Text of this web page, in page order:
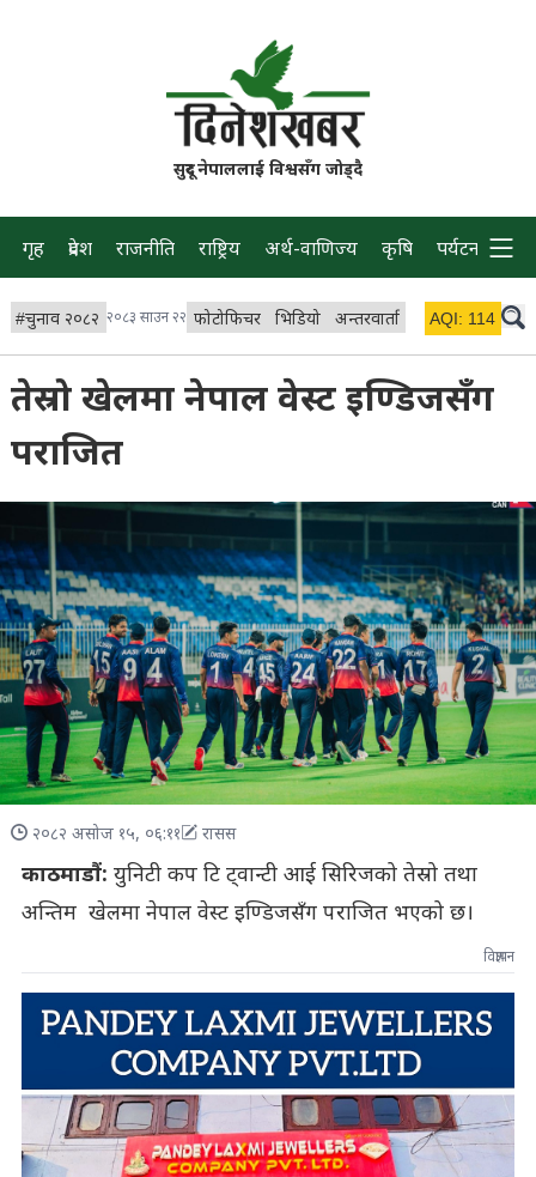
सुदूर नेपाललाई विश्वसँग जोड्दै
गृह प्रदेश राजनीति राष्ट्रिय अर्थ-वाणिज्य कृषि पर्यटन प्रवास
#चुनाव २०८२ २०८३ साउन २२ फोटोफिचर भिडियो अन्तरवार्ता विचार/ब्लग
AQI: 114
तेस्रो खेलमा नेपाल वेस्ट इण्डिजसँग
पराजित
२०८२ असोज १५, ०६:११ रासस
काठमाडौं: युनिटी कप टि ट्वान्टी आई सिरिजको तेस्रो तथा
अन्तिम खेलमा नेपाल वेस्ट इण्डिजसँग पराजित भएको छ।
विज्ञापन